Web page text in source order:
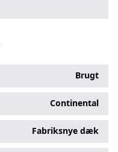
Brugt
Continental
Fabriksnye dæk